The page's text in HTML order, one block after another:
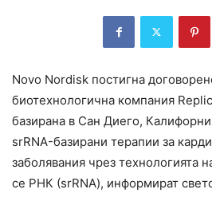
Novo Nordisk постигна
биотехнологична компания
базирана в Сан Диего,
srRNA-базирани терапии за
заболявания чрез технологията
се РНК (srRNA), информират